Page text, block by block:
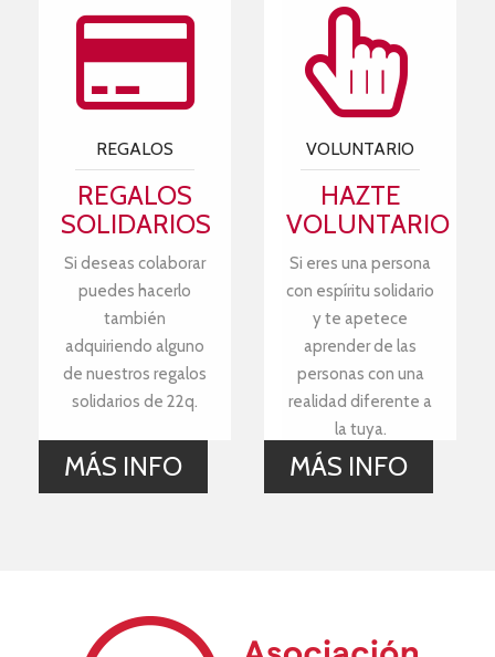
REGALOS
REGALOS
SOLIDARIOS
Si deseas colaborar
puedes hacerlo
también
adquiriendo alguno
de nuestros regalos
solidarios de 22q.
MÁS INFO
VOLUNTARIO
HAZTE
VOLUNTARIO
Si eres una persona
con espíritu solidario
y te apetece
aprender de las
personas con una
realidad diferente a
la tuya.
MÁS INFO